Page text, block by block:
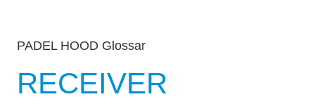
PADEL HOOD Glossar
RECEIVER